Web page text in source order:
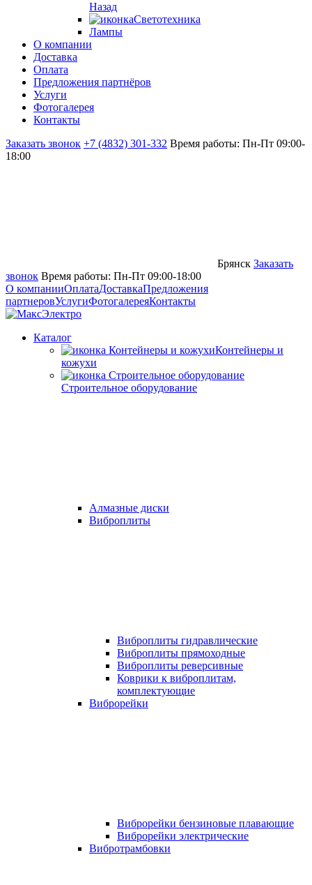
Назад
Светотехника
Лампы
О компании
Доставка
Оплата
Предложения партнёров
Услуги
Фотогалерея
Контакты
Заказать звонок +7 (4832) 301-332 Время работы: Пн-Пт 09:00-
18:00
Брянск Заказать
звонок Время работы: Пн-Пт 09:00-18:00
О компанииОплатаДоставкаПредложения
партнеровУслугиФотогалереяКонтакты
Каталог
Контейнеры и
кожухи
Строительное оборудование
Алмазные диски
Виброплиты
Виброплиты гидравлические
Виброплиты прямоходные
Виброплиты реверсивные
Коврики к виброплитам,
комплектующие
Виброрейки
Виброрейки бензиновые плавающие
Виброрейки электрические
Вибротрамбовки